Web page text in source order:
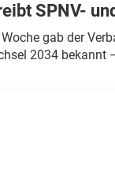
SPNV-
gab der
2034 bekannt